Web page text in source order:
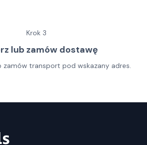
Krok 3
lub zamów dostawę
zamów transport pod wskazany adres.